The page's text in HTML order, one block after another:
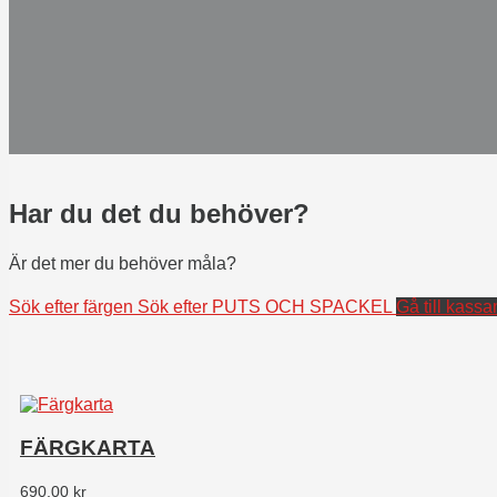
Har du det du behöver?
Är det mer du behöver måla?
Sök efter färgen Sök efter PUTS OCH SPACKEL Gå till
FÄRGKARTA
690,00 kr